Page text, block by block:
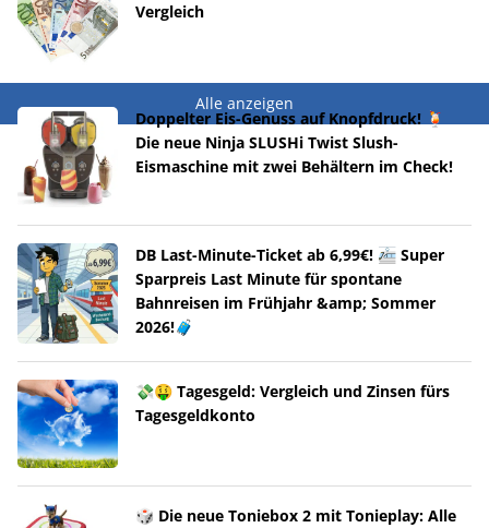
Vergleich
Alle anzeigen
Doppelter Eis-Genuss auf Knopfdruck! 🍹
Die neue Ninja SLUSHi Twist Slush-
Eismaschine mit zwei Behältern im Check!
DB Last-Minute-Ticket ab 6,99€! 🚈 Super
Sparpreis Last Minute für spontane
Bahnreisen im Frühjahr &amp; Sommer
2026!🧳
💸🤑 Tagesgeld: Vergleich und Zinsen fürs
Tagesgeldkonto
🎲 Die neue Toniebox 2 mit Tonieplay: Alle